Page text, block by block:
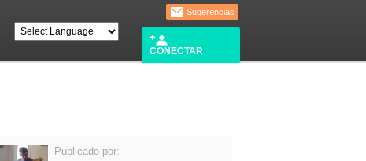
Sugerencias
CONECTAR
Publicado por: